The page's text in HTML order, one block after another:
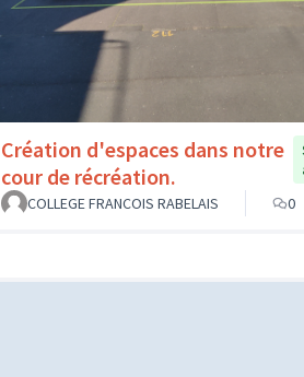
Création d'espaces dans notre
cour de récréation.
COLLEGE FRANCOIS RABELAIS
0